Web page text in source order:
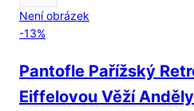
Není obrázek
-13%
Pantofle Pařížský
Eiffelovou Věží